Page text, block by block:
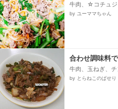
牛肉、☆コチュ
☆砂糖、☆にんに
by ユーママちゃん
合わせ調味料
牛肉、玉ねぎ、
しょう油、○み
by とらねこのぱせり